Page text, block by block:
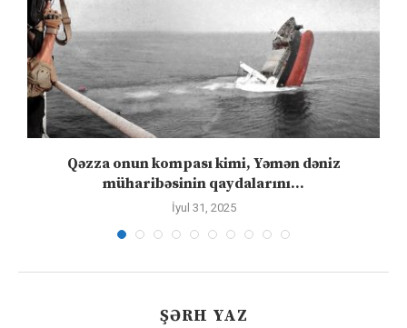
Qəzza onun kompası kimi, Yəmən dəniz
müharibəsinin qaydalarını...
İyul 31, 2025
ŞƏRH YAZ